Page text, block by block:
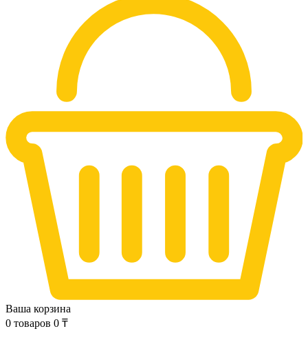
Ваша корзина
0 товаров 0 ₸